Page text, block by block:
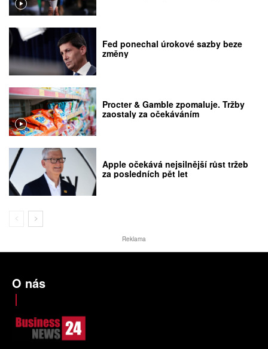
Fed ponechal úrokové sazby beze
změny
Procter & Gamble zpomaluje. Tržby
zaostaly za očekáváním
Apple očekává nejsilnější růst tržeb
za posledních pět let
Reklama
O nás